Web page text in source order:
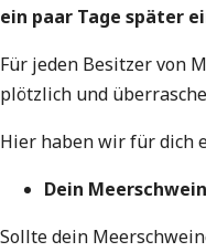
ein paar Tage später
Für jeden Besitzer von
plötzlich und
Hier haben wir für dich
Dein
Sollte dein